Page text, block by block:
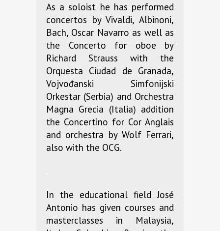
As a soloist he has performed
concertos by Vivaldi, Albinoni,
Bach, Oscar Navarro as well as
the Concerto for oboe by
Richard Strauss with the
Orquesta Ciudad de Granada,
Vojvođanski Simfonijski
Orkestar (Serbia) and Orchestra
Magna Grecia (Italia) addition
the Concertino for Cor Anglais
and orchestra by Wolf Ferrari,
also with the OCG.
In the educational field José
Antonio has given courses and
masterclasses in Malaysia,